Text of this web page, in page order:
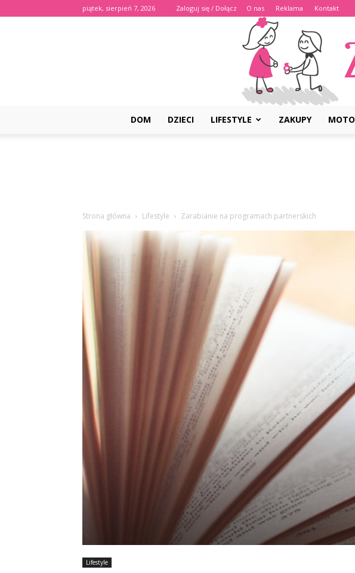
piątek, sierpień 7, 2026 Zaloguj się / Dołącz O nas Reklama Kontakt
DOM DZIECI LIFESTYLE ZAKUPY MOTO
Strona główna Lifestyle Zarabianie na programach partnerskich
Lifestyle